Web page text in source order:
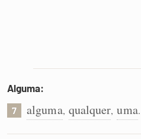
Alguma:
7 alguma, qualquer, uma.